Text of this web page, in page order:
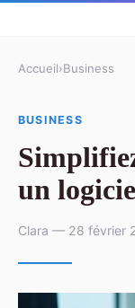
Accueil›Business
BUSINESS
un
Clara — 28 février